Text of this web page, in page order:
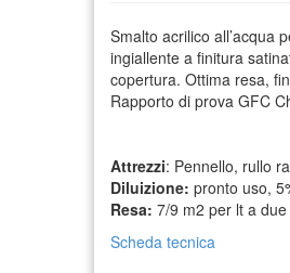
Smalto acrilico all’acqua
ingiallente a finitura
copertura. Ottima resa,
Rapporto di prova GFC
Attrezzi: Pennello, rullo
Diluizione: pronto uso,
Resa: 7/9 m2 per lt a
Scheda tecnica